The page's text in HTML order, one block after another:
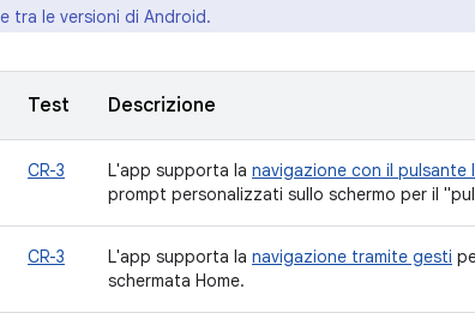
tra le versioni di Android.
Test Descrizione
CR-3 L'app supporta la navigazione con il pulsante
prompt personalizzati sullo schermo per il
CR-3 L'app supporta la navigazione tramite gesti
schermata Home.